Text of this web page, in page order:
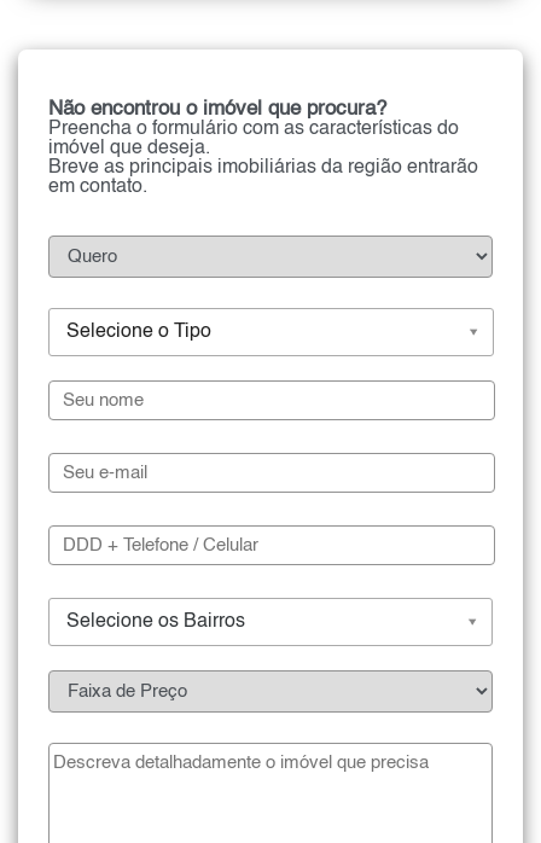
Não encontrou o imóvel que procura?
Preencha o formulário com as características do
imóvel que deseja.
Breve as principais imobiliárias da região entrarão
em contato.
Selecione o Tipo
Selecione os Bairros